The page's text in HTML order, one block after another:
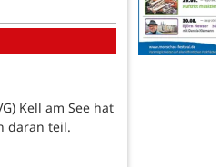
Kell am See hat
daran teil.